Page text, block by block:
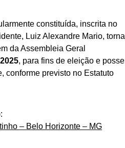
constituída, inscrita no
Luiz Alexandre Mario, torna
da Assembleia Geral
, para fins de eleição e
conforme previsto no Estatuto
– Belo Horizonte – MG